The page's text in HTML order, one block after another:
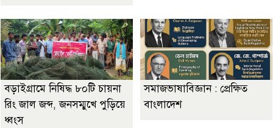
বড়াইগ্রামে নিষিদ্ধ ৮০টি চায়না
রিং জাল জব্দ, জনসম্মুখে পুড়িয়ে
ধ্বংস
সমাজভাষাবিজ্ঞান : প্রেক্ষিত
বাংলাদেশ